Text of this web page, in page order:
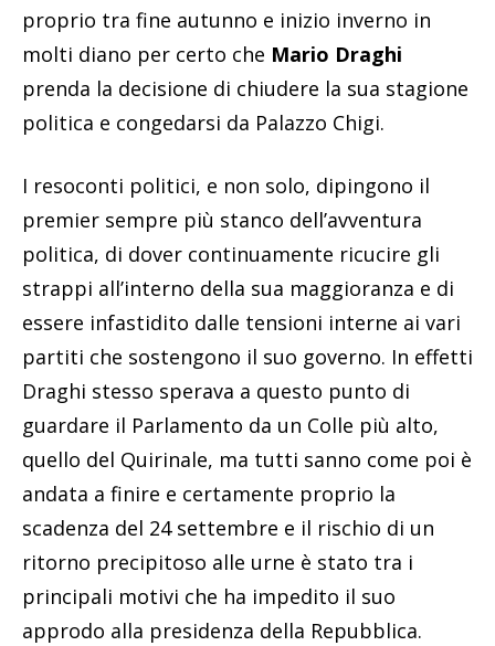
proprio tra fine autunno e inizio inverno in
molti diano per certo che Mario Draghi
prenda la decisione di chiudere la sua stagione
politica e congedarsi da Palazzo Chigi.
I resoconti politici, e non solo, dipingono il
premier sempre più stanco dell’avventura
politica, di dover continuamente ricucire gli
strappi all’interno della sua maggioranza e di
essere infastidito dalle tensioni interne ai vari
partiti che sostengono il suo governo. In effetti
Draghi stesso sperava a questo punto di
guardare il Parlamento da un Colle più alto,
quello del Quirinale, ma tutti sanno come poi è
andata a finire e certamente proprio la
scadenza del 24 settembre e il rischio di un
ritorno precipitoso alle urne è stato tra i
principali motivi che ha impedito il suo
approdo alla presidenza della Repubblica.